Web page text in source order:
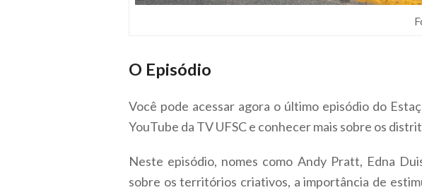
O Episódio
Você pode acessar agora o último episódio do
YouTube da TV UFSC e conhecer mais sobre os
Neste episódio, nomes como Andy Pratt, Edna
sobre os territórios criativos, a importância de